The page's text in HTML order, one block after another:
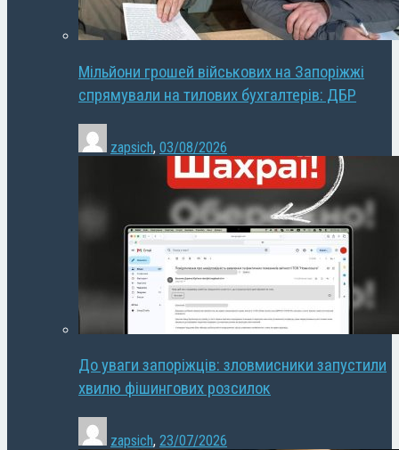
Мільйони грошей військових на Запоріжжі
спрямували на тилових бухгалтерів: ДБР
zapsich, 03/08/2026
До уваги запоріжців: зловмисники запустили
хвилю фішингових розсилок
zapsich, 23/07/2026